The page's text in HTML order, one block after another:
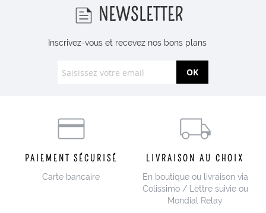
NEWSLETTER
Inscrivez-vous et recevez nos bons plans
OK
PAIEMENT SÉCURISÉ
Carte bancaire
LIVRAISON AU CHOIX
En boutique ou livraison via
Colissimo / Lettre suivie ou
Mondial Relay